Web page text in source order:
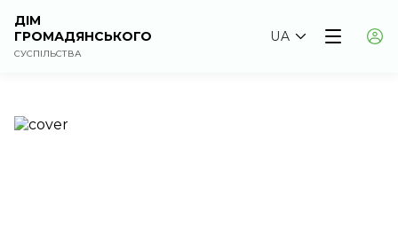
ДІМ
ГРОМАДЯНСЬКОГО
СУСПІЛЬСТВА
UA